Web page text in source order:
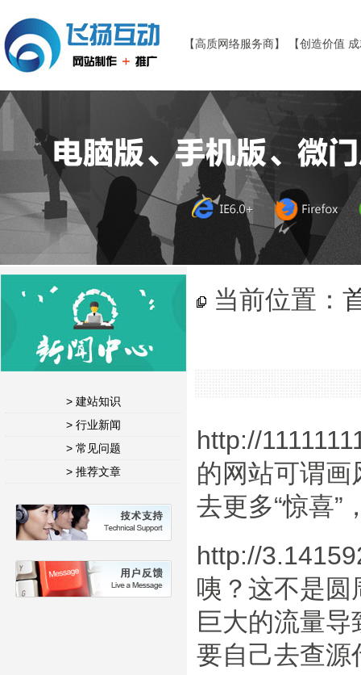
【高质网络服务商】 【创造价值
> 建站知识
> 行业新闻
> 常见问题
> 推荐文章
当前位置：
http://
的网站可谓画
去更多“惊喜”
http://
咦？这不是圆
巨大的流量
要自己去查源